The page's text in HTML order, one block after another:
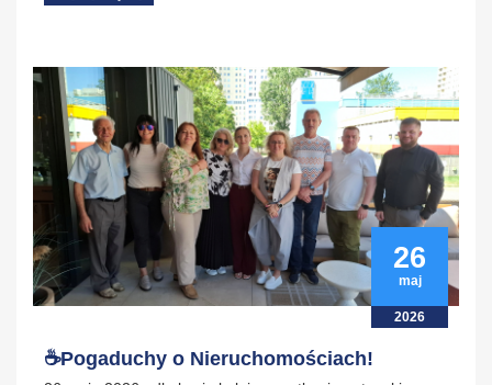
26
maj
2026
☕Pogaduchy o Nieruchomościach!